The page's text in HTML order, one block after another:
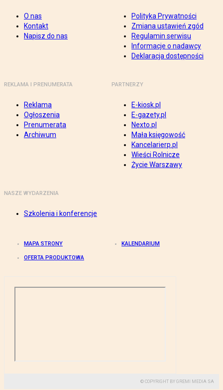
O nas
Kontakt
Napisz do nas
Polityka Prywatności
Zmiana ustawień zgód
Regulamin serwisu
Informacje o nadawcy
Deklaracja dostępności
REKLAMA I PRENUMERATA
Reklama
Ogłoszenia
Prenumerata
Archiwum
PARTNERZY
E-kiosk.pl
E-gazety.pl
Nexto.pl
Mała księgowość
Kancelarierp.pl
Wieści Rolnicze
Życie Warszawy
NASZE WYDARZENIA
Szkolenia i konferencje
MAPA STRONY KALENDARIUM
OFERTA PRODUKTOWA
© COPYRIGHT BY GREMI MEDIA SA